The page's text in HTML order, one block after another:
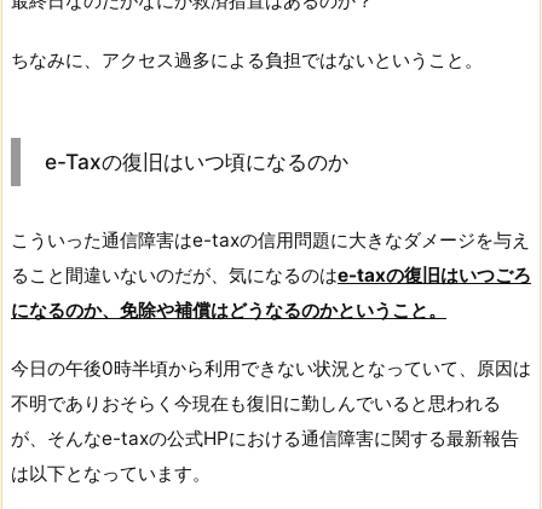
ちなみに、アクセス過多による負担ではないということ。
e-Taxの復旧はいつ頃になるのか
こういった通信障害はe-taxの信用問題に大きなダメージを与え
ること間違いないのだが、気になるのはe-taxの復旧はいつごろ
になるのか、免除や補償はどうなるのかということ。
今日の午後0時半頃から利用できない状況となっていて、原因は
不明でありおそらく今現在も復旧に勤しんでいると思われる
が、そんなe-taxの公式HPにおける通信障害に関する最新報告
は以下となっています。